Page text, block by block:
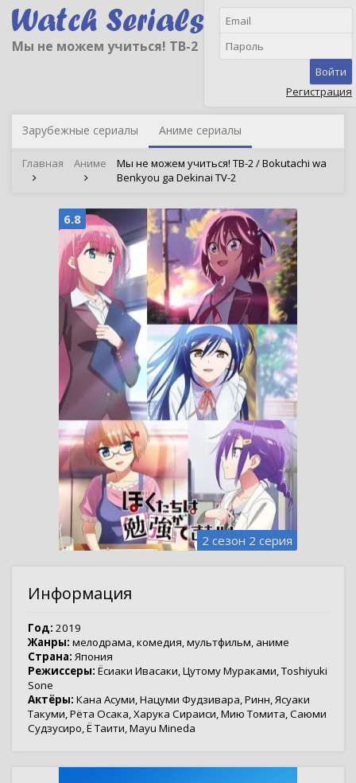
Мы не можем учиться! ТВ-2
Войти
Регистрация
Зарубежные сериалы Аниме сериалы
Главная Аниме
Мы не можем учиться! ТВ-2 / Bokutachi wa
Benkyou ga Dekinai TV-2
6.8
2 сезон 2 серия
Информация
Год: 2019
Жанры: мелодрама,комедия,мультфильм, аниме
Страна: Япония
Режиссеры: Ёсиаки Ивасаки,Цутому Мураками,Toshiyuki
Sone
Актёры: Кана Асуми,Нацуми Фудзивара,Ринн,Ясуаки
Такуми,Рёта Осака,Харука Сираиси,Мию Томита,Саюми
Судзусиро,Ё Таити,Mayu Mineda